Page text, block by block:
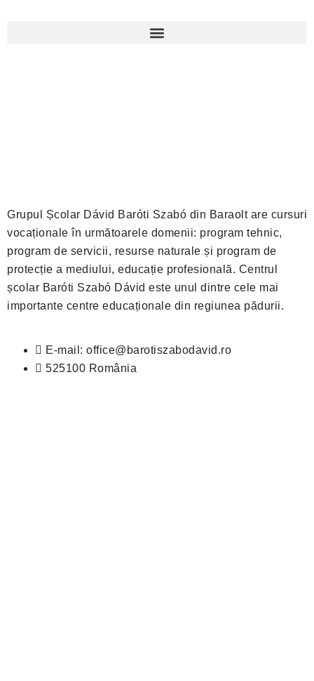
Grupul Școlar Dávid Baróti Szabó din Baraolt are cursuri
vocaționale în următoarele domenii: program tehnic,
program de servicii, resurse naturale și program de
protecție a mediului, educație profesională. Centrul
școlar Baróti Szabó Dávid este unul dintre cele mai
importante centre educaționale din regiunea pădurii.
E-mail: office@barotiszabodavid.ro
525100 România